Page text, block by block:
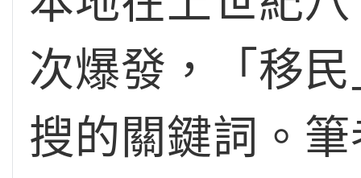
次爆發，「移
搜的關鍵詞。